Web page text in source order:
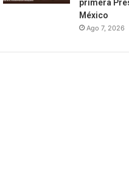
primera
México
Ago 7, 2026